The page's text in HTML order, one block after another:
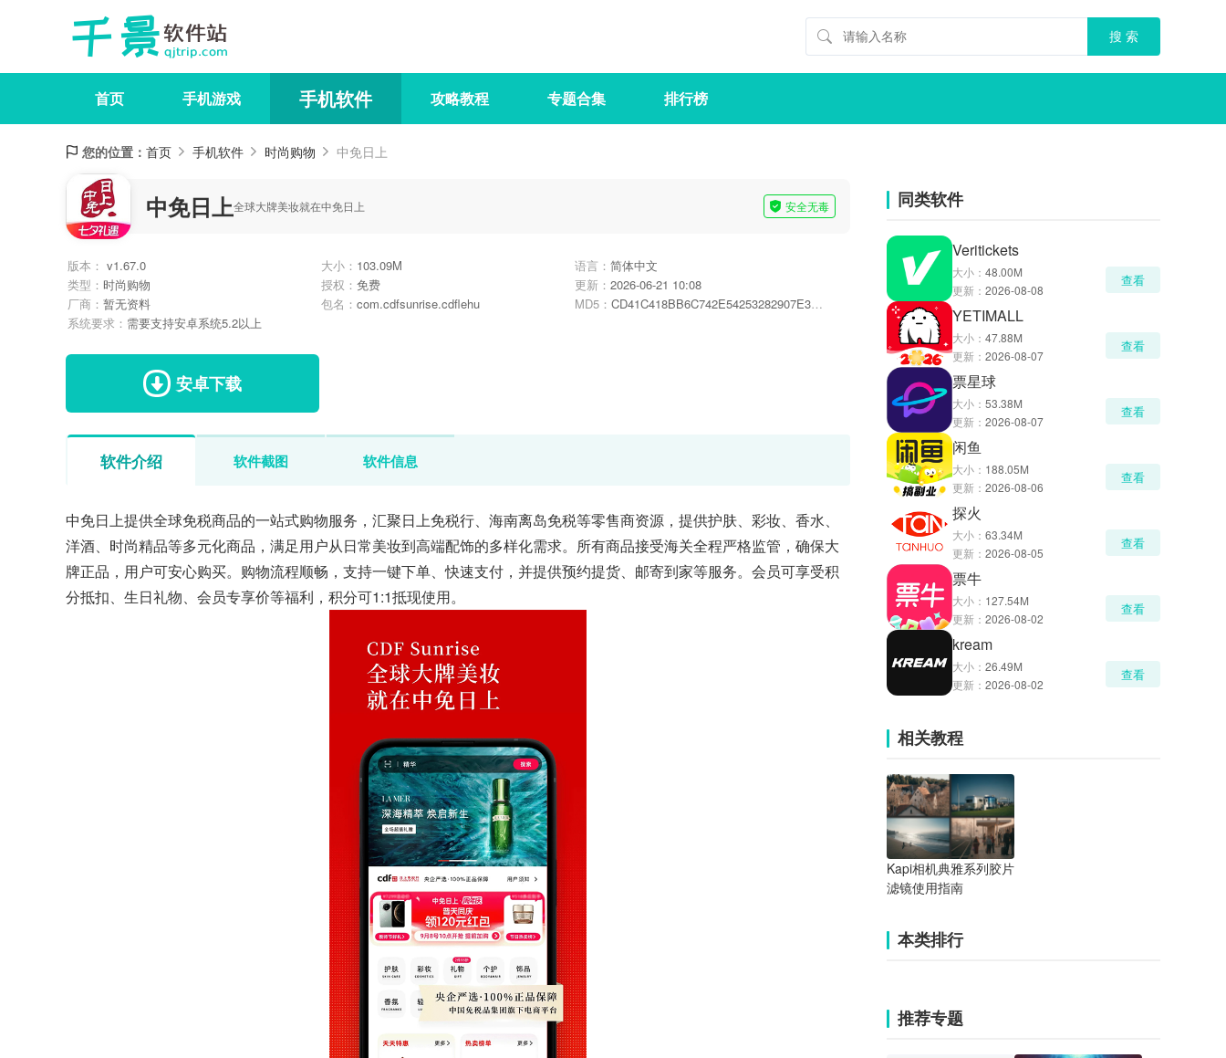
首页 手机游戏 手机软件 攻略教程 专题合集 排行榜
您的位置： 首页 手机软件 时尚购物 中免日上
中免日上全球大牌美妆就在中免日上 安全无毒
版本： v1.67.0 大小： 103.09M 语言： 简体中文
类型： 时尚购物 授权： 免费 更新： 2026-06-21 10:08
厂商： 暂无资料 包名： com.cdfsunrise.cdflehu MD5： CD41C418BB6C742E54253282907E3ADA
系统要求： 需要支持安卓系统5.2以上
安卓下载
软件介绍 软件截图 软件信息
中免日上提供全球免税商品的一站式购物服务，汇聚日上免税行、海南离岛免税等零售商资源，提供护肤、彩妆、香水、
洋酒、时尚精品等多元化商品，满足用户从日常美妆到高端配饰的多样化需求。所有商品接受海关全程严格监管，确保大
牌正品，用户可安心购买。购物流程顺畅，支持一键下单、快速支付，并提供预约提货、邮寄到家等服务。会员可享受积
分抵扣、生日礼物、会员专享价等福利，积分可1:1抵现使用。
同类软件
Veritickets
大小： 48.00M
更新： 2026-08-08
查看
YETIMALL
大小： 47.88M
更新： 2026-08-07
查看
票星球
大小： 53.38M
更新： 2026-08-07
查看
闲鱼
大小： 188.05M
更新： 2026-08-06
查看
探火
大小： 63.34M
更新： 2026-08-05
查看
票牛
大小： 127.54M
更新： 2026-08-02
查看
kream
大小： 26.49M
更新： 2026-08-02
查看
相关教程
Kapi相机典雅系列胶片
滤镜使用指南
本类排行
推荐专题